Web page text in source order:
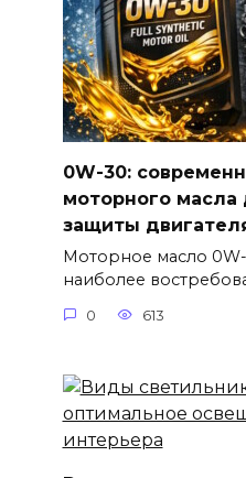
0W-30:
моторного
защиты
Моторное масло
наиболее
0 613